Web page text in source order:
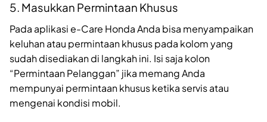
5. Masukkan Permintaan Khusus
Pada aplikasi e-Care Honda Anda bisa menyampaikan
keluhan atau permintaan khusus pada kolom yang
sudah disediakan di langkah ini. Isi saja kolon
“Permintaan Pelanggan” jika memang Anda
mempunyai permintaan khusus ketika servis atau
mengenai kondisi mobil.